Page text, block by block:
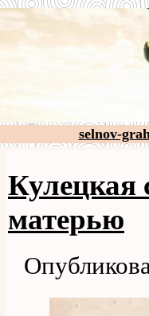
selnov-
Кулецкая
матерью